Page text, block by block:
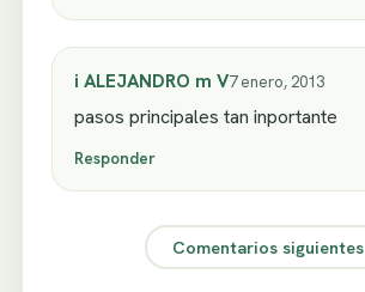
i ALEJANDRO m V7 enero, 2013
pasos principales tan inportante
Responder
Comentarios siguientes